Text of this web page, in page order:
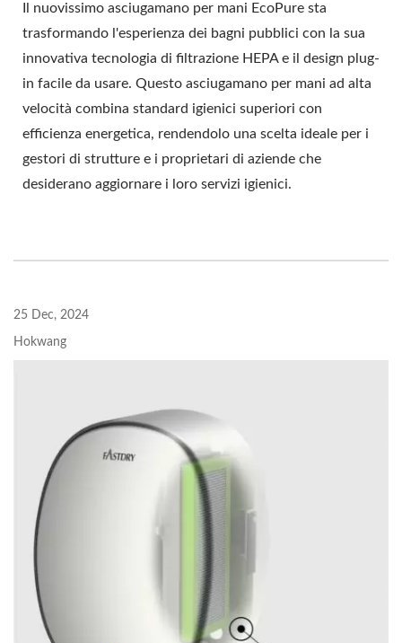
Il nuovissimo asciugamano per mani EcoPure sta
trasformando l'esperienza dei bagni pubblici con la sua
innovativa tecnologia di filtrazione HEPA e il design plug-
in facile da usare. Questo asciugamano per mani ad alta
velocità combina standard igienici superiori con
efficienza energetica, rendendolo una scelta ideale per i
gestori di strutture e i proprietari di aziende che
desiderano aggiornare i loro servizi igienici.
25 Dec, 2024
Hokwang